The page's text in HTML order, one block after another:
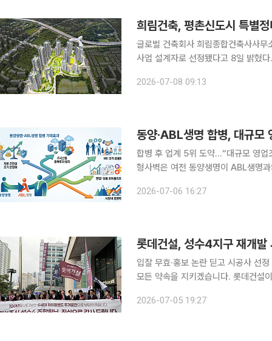
희림건축, 평촌신도시 특별
글로벌 건축회사 희림종합건축사사
사업 설계자로 선정됐다고 8일 밝혔다. 희림건축은 삼하건축과 컨소시엄을 이뤄 입찰에 참
(2024년 4월) 이후 2년 만에 나온 1
2026-07-08 09:13
동양·ABL생명 합병, 대규모
합병 후 업계 5위 도약…“대규모 영업
형사벽은 여전 동양생명이 ABL생명과의 합병을 검토하며 업계 5위권 대형사로의 지각변동을 예고
에 나설 방침이다. 다만 기존 최상위
2026-07-06 16:27
롯데건설, 성수4지구 재개
입찰 무효·홍보 논란 딛고 시공사 선정 마
모든 약속을 지키겠습니다. 롯데건설이 서울 성동구 성수전략정비구역 제4지구 재개발 시공권을 품
표를 찍게 됐다. 특히 2022년 한남2
2026-07-05 19:27